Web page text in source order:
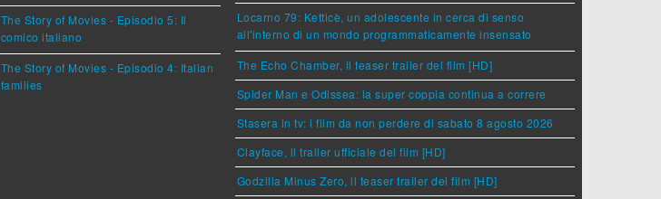
The Story of Movies - Episodio 5: Il
comico italiano
The Story of Movies - Episodio 4: Italian
families
Locarno 79: Ketticè, un adolescente in cerca di senso
all'interno di un mondo programmaticamente insensato
The Echo Chamber, il teaser trailer del film [HD]
Spider Man e Odissea: la super coppia continua a correre
Stasera in tv: i film da non perdere di sabato 8 agosto 2026
Clayface, il trailer ufficiale del film [HD]
Godzilla Minus Zero, il teaser trailer del film [HD]